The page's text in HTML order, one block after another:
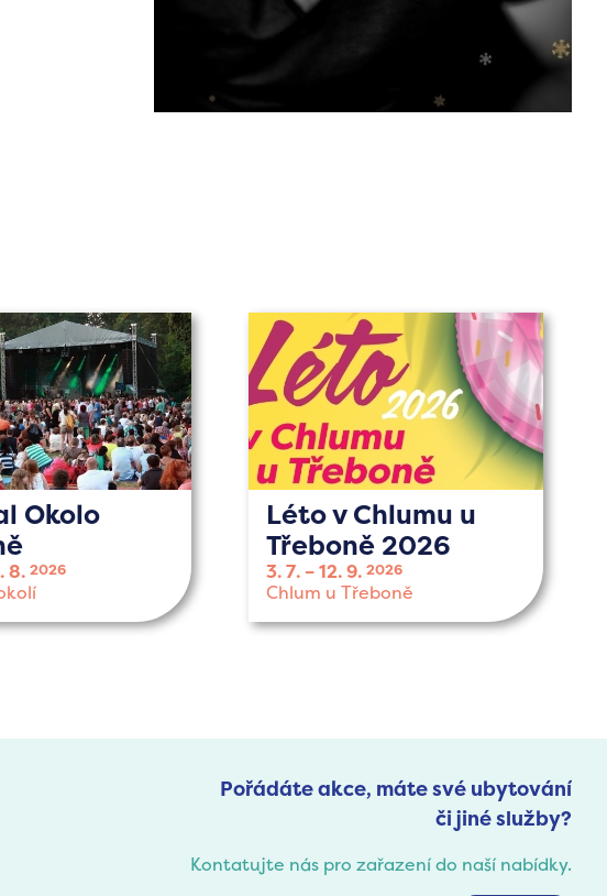
Okolo
8. 2026
Léto v Chlumu u
Třeboně 2026
3. 7. 12. 9. 2026
Chlum u Třeboně
Pořádáte akce, máte své ubytování
či jiné služby?
Kontatujte nás pro zařazení do naší nabídky.